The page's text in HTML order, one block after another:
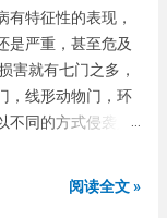
特征性的表现，
是严重，甚至危及
害就有七门之多，
，线形动物门，环
同的方式侵袭人
些寄生虫的幼虫移
为可见曲折表皮内
阅读全文 »